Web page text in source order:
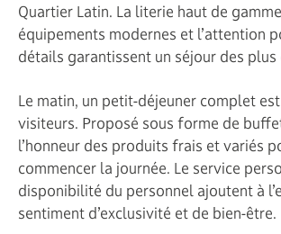
Quartier Latin. La literie haut de
équipements modernes et l’attention
détails garantissent un séjour des
Le matin, un petit-déjeuner complet
visiteurs. Proposé sous forme de
l’honneur des produits frais et variés
commencer la journée. Le service
disponibilité du personnel ajoutent à
sentiment d’exclusivité et de bien-être.